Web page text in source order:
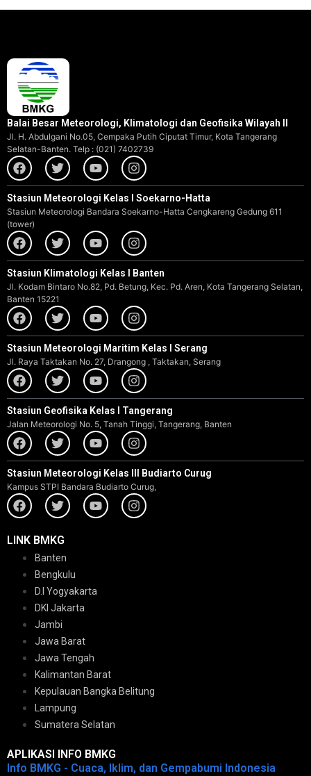
Balai Besar Meteorologi, Klimatologi dan Geofisika Wilayah II
Jl. H. Abdulgani No.05, Cempaka Putih Ciputat Timur, Kota Tangerang
Selatan-Banten. Telp : (021) 7402739
Stasiun Meteorologi Kelas I Soekarno-Hatta
Stasiun Meteorologi Bandara Soekarno-Hatta Cengkareng Gedung 611
(tower)
Stasiun Klimatologi Kelas I Banten
Jl. Kodam Bintaro No.82, Pd. Betung, Kec. Pd. Aren, Kota Tangerang Selatan,
Banten 15221
Stasiun Meteorologi Maritim Kelas I Serang
Jl. Raya Taktakan No. 27, Drangong , Taktakan, Serang
Stasiun Geofisika Kelas I Tangerang
Jalan Meteorologi No. 5, Tanah Tinggi, Tangerang, Banten
Stasiun Meteorologi Kelas III Budiarto Curug
Kampus STPI Bandara Budiarto Curug,
LINK BMKG
Banten
Bengkulu
D.I Yogyakarta
DKI Jakarta
Jambi
Jawa Barat
Jawa Tengah
Kalimantan Barat
Kepulauan Bangka Belitung
Lampung
Sumatera Selatan
APLIKASI INFO BMKG
Info BMKG - Cuaca, Iklim, dan Gempabumi Indonesia